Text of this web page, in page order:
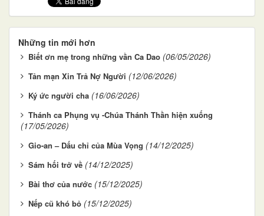
Những tin mới hơn
Biết ơn mẹ trong những vần Ca Dao (06/05/2026)
Tản mạn Xin Trả Nợ Người (12/06/2026)
Ký ức người cha (16/06/2026)
Thánh ca Phụng vụ -Chúa Thánh Thần hiện xuống
(17/05/2026)
Gio-an – Dấu chỉ của Mùa Vọng (14/12/2025)
Sám hối trở về (14/12/2025)
Bài thơ của nước (15/12/2025)
Nếp cũ khó bỏ (15/12/2025)